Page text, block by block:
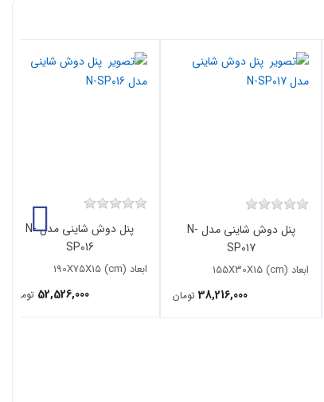
پنل دوش شاینی مدل N-
SP017
ابعاد (155X30X15 (cm
38,216,000 تومان
پنل دوش شاینی مدل N-
SP016
ابعاد (190X75X15 (cm
52,526,000 تومان